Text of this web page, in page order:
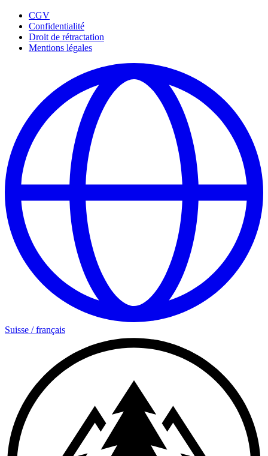
CGV
Confidentialité
Droit de rétractation
Mentions légales
Suisse /français